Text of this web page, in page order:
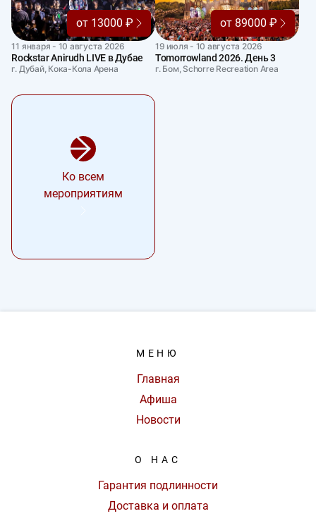
от 13000 ₽
11 января - 10 августа 2026
Rockstar Anirudh LIVE в Дубае
г. Дубай, Кока-Кола Арена
от 89000 ₽
19 июля - 10 августа 2026
Tomorrowland 2026. День 3
г. Бом, Schorre Recreation Area
Ко всем
мероприятиям
МЕНЮ
Главная
Афиша
Новости
О НАС
Гарантия подлинности
Доставка и оплата